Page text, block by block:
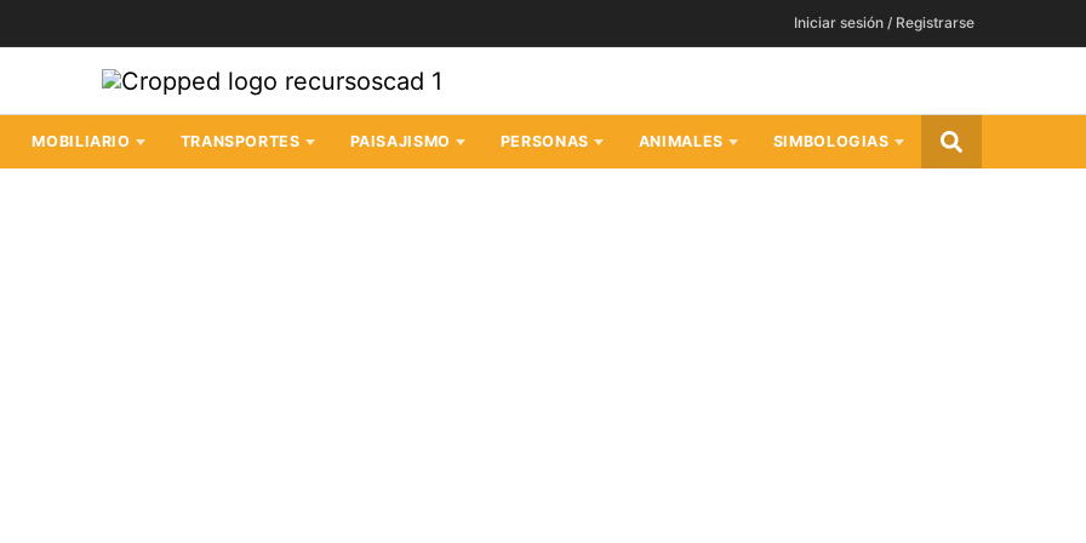
Iniciar sesión / Registrarse
MOBILIARIO TRANSPORTES PAISAJISMO PERSONAS ANIMALES SIMBOLOGIAS